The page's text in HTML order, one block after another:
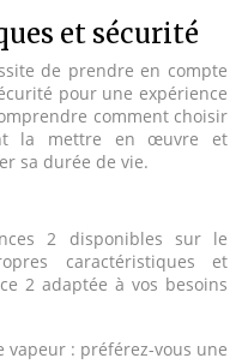
et sécurité
de prendre en compte
pour une expérience
comment choisir
la mettre en œuvre et
sa durée de vie.
2 disponibles sur le
caractéristiques et
2 adaptée à vos besoins
vapeur : préférez-vous une